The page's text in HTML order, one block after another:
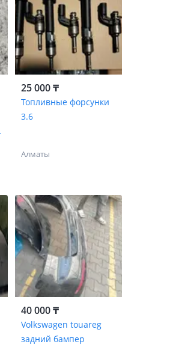
25 000 ₸
Топливные форсунки
3.6
Алматы
40 000 ₸
Volkswagen touareg
задний бампер